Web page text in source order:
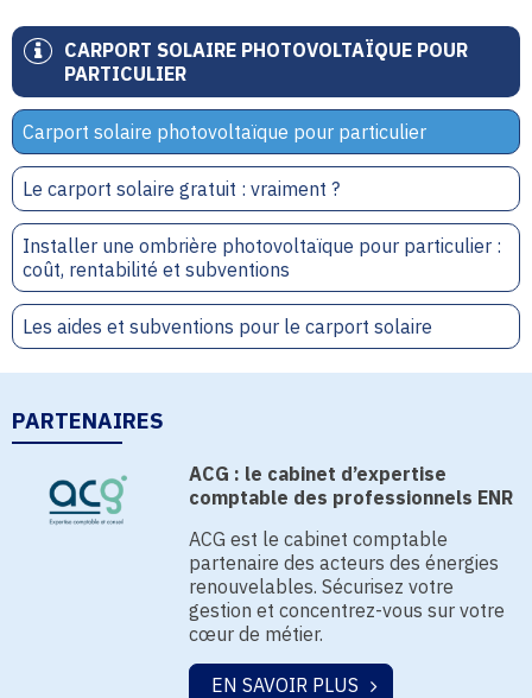
CARPORT SOLAIRE PHOTOVOLTAÏQUE POUR
PARTICULIER
Carport solaire photovoltaïque pour particulier
Le carport solaire gratuit : vraiment ?
Installer une ombrière photovoltaïque pour particulier :
coût, rentabilité et subventions
Les aides et subventions pour le carport solaire
PARTENAIRES
ACG : le cabinet d’expertise
comptable des professionnels ENR
ACG est le cabinet comptable
partenaire des acteurs des énergies
renouvelables. Sécurisez votre
gestion et concentrez-vous sur votre
cœur de métier.
EN SAVOIR PLUS